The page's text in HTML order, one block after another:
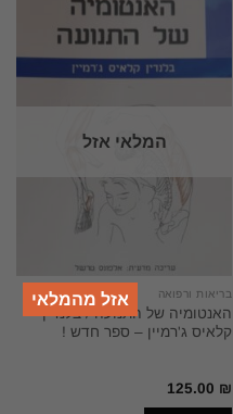
המלאי אזל
אזל מהמלאי בריאות ורפואה
האנטומיה של התנועה / בלנדין
קלאיס ג'רמיין – ספר חדש !
125.00 ₪